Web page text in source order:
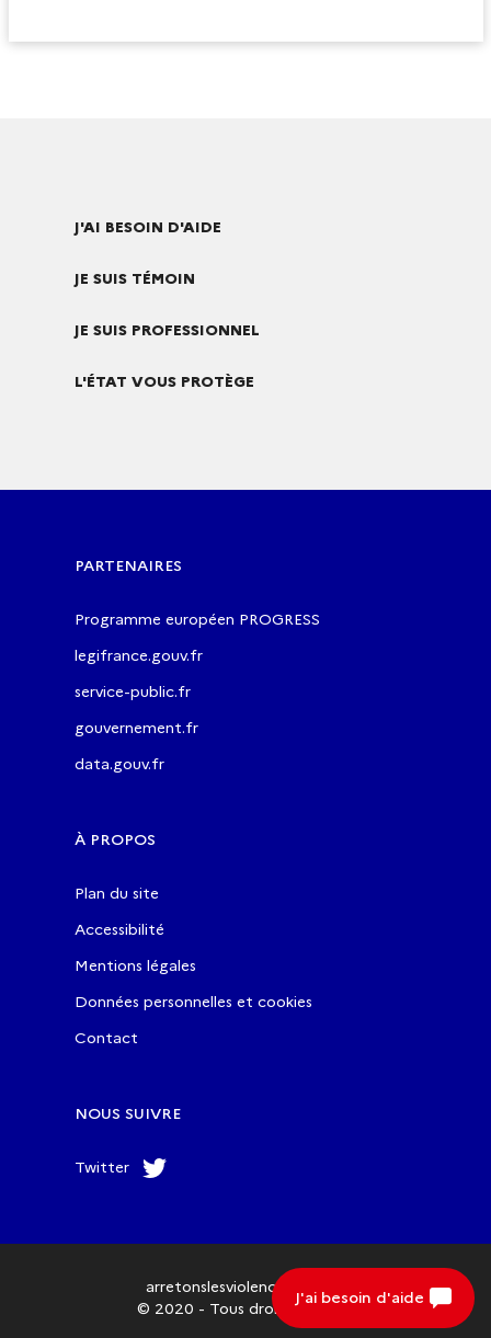
J'AI BESOIN D'AIDE
JE SUIS TÉMOIN
JE SUIS PROFESSIONNEL
L'ÉTAT VOUS PROTÈGE
PARTENAIRES
Programme européen PROGRESS
legifrance.gouv.fr
service-public.fr
gouvernement.fr
data.gouv.fr
À PROPOS
Plan du site
Accessibilité
Mentions légales
Données personnelles et cookies
Contact
NOUS SUIVRE
Twitter
arretonslesviolences.gouv.fr
© 2020 - Tous droits réservés
J'ai besoin d'aide